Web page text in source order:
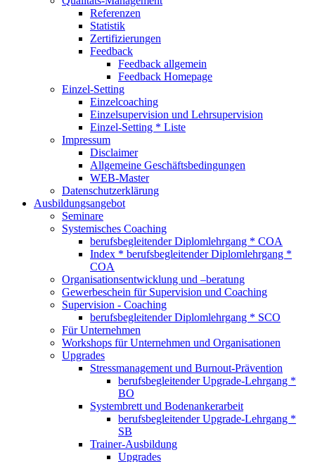
Referenzen
Statistik
Zertifizierungen
Feedback
Feedback allgemein
Feedback Homepage
Einzel-Setting
Einzelcoaching
Einzelsupervision und Lehrsupervision
Einzel-Setting * Liste
Impressum
Disclaimer
Allgemeine Geschäftsbedingungen
WEB-Master
Datenschutzerklärung
Ausbildungsangebot
Seminare
Systemisches Coaching
berufsbegleitender Diplomlehrgang * COA
Index * berufsbegleitender Diplomlehrgang *
COA
Organisationsentwicklung und –beratung
Gewerbeschein für Supervision und Coaching
Supervision - Coaching
berufsbegleitender Diplomlehrgang * SCO
Für Unternehmen
Workshops für Unternehmen und Organisationen
Upgrades
Stressmanagement und Burnout-Prävention
berufsbegleitender Upgrade-Lehrgang *
BO
Systembrett und Bodenankerarbeit
berufsbegleitender Upgrade-Lehrgang *
SB
Trainer-Ausbildung
Upgrades